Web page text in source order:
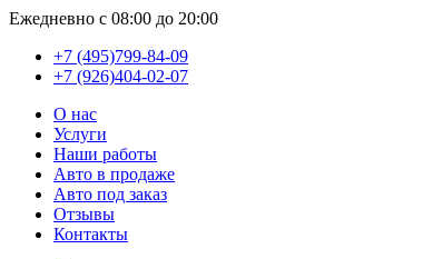
Ежедневно с 08:00 до 20:00
+7 (495)799-84-09
+7 (926)404-02-07
О нас
Услуги
Наши работы
Авто в продаже
Авто под заказ
Отзывы
Контакты